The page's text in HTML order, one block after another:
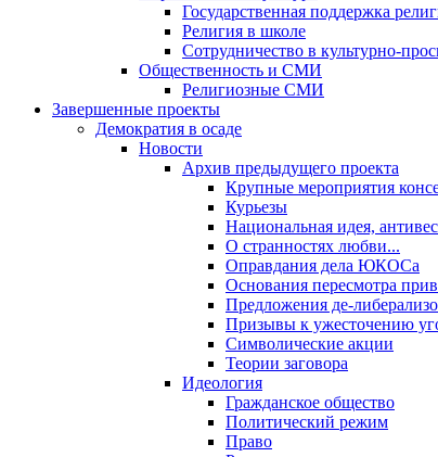
Государственная поддержка
Религия в школе
Сотрудничество в культурно-
Общественность и СМИ
Религиозные СМИ
Завершенные проекты
Демократия в осаде
Новости
Архив предыдущего проекта
Крупные мероприятия
Курьезы
Национальная идея,
О странностях любви...
Оправдания дела ЮКОСа
Основания пересмотра
Предложения де-
Призывы к ужесточению
Символические акции
Теории заговора
Идеология
Гражданское общество
Политический режим
Право